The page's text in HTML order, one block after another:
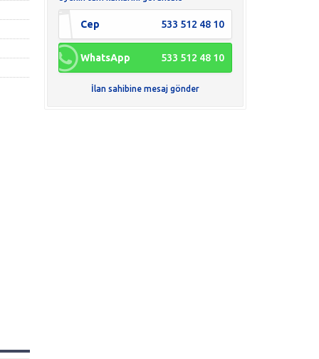
Cep 533 512 48 10
WhatsApp 533 512 48 10
İlan sahibine mesaj gönder